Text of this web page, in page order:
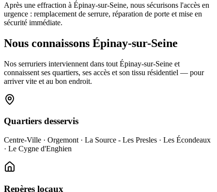
Après une effraction à Épinay-sur-Seine, nous sécurisons l'accès en
urgence : remplacement de serrure, réparation de porte et mise en
sécurité immédiate.
Nous connaissons Épinay-sur-Seine
Nos serruriers interviennent dans tout Épinay-sur-Seine et
connaissent ses quartiers, ses accès et son tissu résidentiel — pour
arriver vite et au bon endroit.
Quartiers desservis
Centre-Ville · Orgemont · La Source - Les Presles · Les Écondeaux
· Le Cygne d'Enghien
Repères locaux